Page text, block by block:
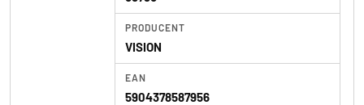
PRODUCENT
VISION
EAN
5904378587956